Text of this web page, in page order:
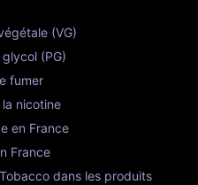
(VG)
(PG)
fumer
nicotine
en France
France
dans les produits